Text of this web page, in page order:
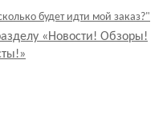
будет идти мой заказ?"
«Новости! Обзоры!